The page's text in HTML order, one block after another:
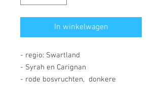
In winkelwagen
- regio: Swartland
- Syrah en Carignan
- rode bosvruchten, donkere